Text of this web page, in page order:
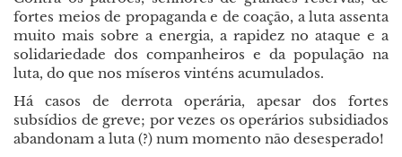
fortes meios de propaganda e de coação, a luta assenta
muito mais sobre a energia, a rapidez no ataque e a
solidariedade dos companheiros e da população na
luta, do que nos míseros vinténs acumulados.
Há casos de derrota operária, apesar dos fortes
subsídios de greve; por vezes os operários subsidiados
abandonam a luta (?) num momento não desesperado!